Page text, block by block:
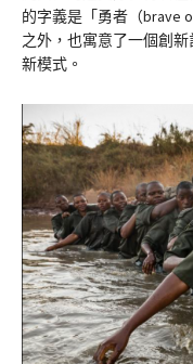
的字義是「勇者（brave
之外，也寓意了一個創
新模式。